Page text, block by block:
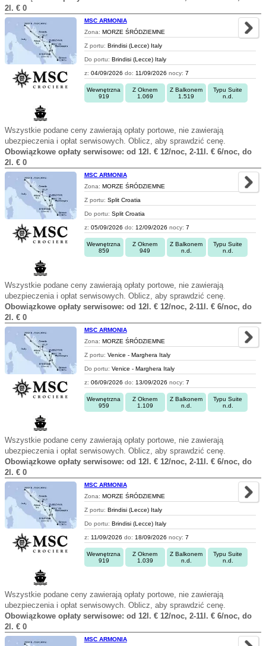
2l. € 0
MSC ARMONIA
Zona: MORZE ŚRÓDZIEMNE
Z portu: Brindisi (Lecce) Italy
Do portu: Brindisi (Lecce) Italy
z: 04/09/2026 do: 11/09/2026 nocy: 7
Wewnętrzna
919
Z Oknem
1.069
Z Balkonem
1.519
Typu Suite
n.d.
Wszystkie podane ceny zawierają opłaty portowe, nie zawierają
ubezpieczenia i opłat serwisowych. Oblicz, aby sprawdzić cenę.
Obowiązkowe opłaty serwisowe: od 12l. € 12/noc, 2-11l. € 6/noc, do
2l. € 0
MSC ARMONIA
Zona: MORZE ŚRÓDZIEMNE
Z portu: Split Croatia
Do portu: Split Croatia
z: 05/09/2026 do: 12/09/2026 nocy: 7
Wewnętrzna
859
Z Oknem
949
Z Balkonem
n.d.
Typu Suite
n.d.
Wszystkie podane ceny zawierają opłaty portowe, nie zawierają
ubezpieczenia i opłat serwisowych. Oblicz, aby sprawdzić cenę.
Obowiązkowe opłaty serwisowe: od 12l. € 12/noc, 2-11l. € 6/noc, do
2l. € 0
MSC ARMONIA
Zona: MORZE ŚRÓDZIEMNE
Z portu: Venice - Marghera Italy
Do portu: Venice - Marghera Italy
z: 06/09/2026 do: 13/09/2026 nocy: 7
Wewnętrzna
959
Z Oknem
1.109
Z Balkonem
n.d.
Typu Suite
n.d.
Wszystkie podane ceny zawierają opłaty portowe, nie zawierają
ubezpieczenia i opłat serwisowych. Oblicz, aby sprawdzić cenę.
Obowiązkowe opłaty serwisowe: od 12l. € 12/noc, 2-11l. € 6/noc, do
2l. € 0
MSC ARMONIA
Zona: MORZE ŚRÓDZIEMNE
Z portu: Brindisi (Lecce) Italy
Do portu: Brindisi (Lecce) Italy
z: 11/09/2026 do: 18/09/2026 nocy: 7
Wewnętrzna
919
Z Oknem
1.039
Z Balkonem
n.d.
Typu Suite
n.d.
Wszystkie podane ceny zawierają opłaty portowe, nie zawierają
ubezpieczenia i opłat serwisowych. Oblicz, aby sprawdzić cenę.
Obowiązkowe opłaty serwisowe: od 12l. € 12/noc, 2-11l. € 6/noc, do
2l. € 0
MSC ARMONIA